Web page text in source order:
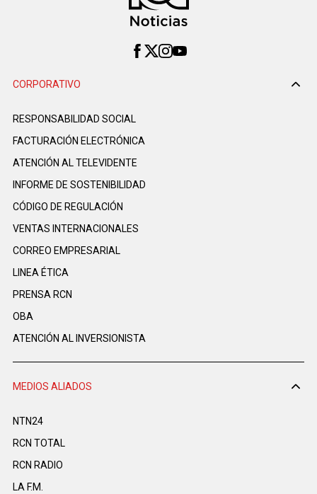
CORPORATIVO
RESPONSABILIDAD SOCIAL
FACTURACIÓN ELECTRÓNICA
ATENCIÓN AL TELEVIDENTE
INFORME DE SOSTENIBILIDAD
CÓDIGO DE REGULACIÓN
VENTAS INTERNACIONALES
CORREO EMPRESARIAL
LINEA ÉTICA
PRENSA RCN
OBA
ATENCIÓN AL INVERSIONISTA
MEDIOS ALIADOS
NTN24
RCN TOTAL
RCN RADIO
LA F.M.